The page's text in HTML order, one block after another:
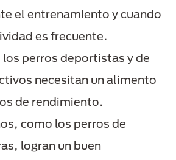
el entrenamiento y cuando
es frecuente.
perros deportistas y de
necesitan un alimento
de rendimiento.
como los perros de
logran un buen